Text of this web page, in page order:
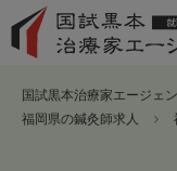
国試黒本治療家エージェ
福岡県の鍼灸師求人